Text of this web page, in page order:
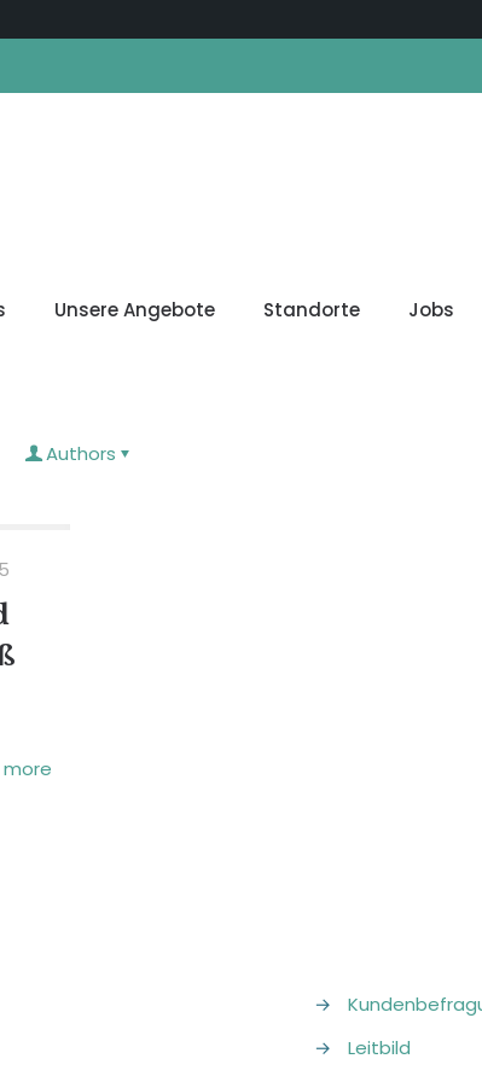
Unsere Angebote Standorte Jobs
Authors
more
→
→
Leitbild